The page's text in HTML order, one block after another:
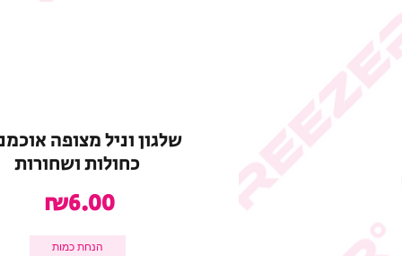
שלגון וניל מצופה
כחולות ושחורות
₪6.00
הנחת כמות